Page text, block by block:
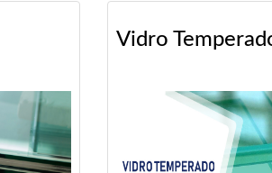
Vidro